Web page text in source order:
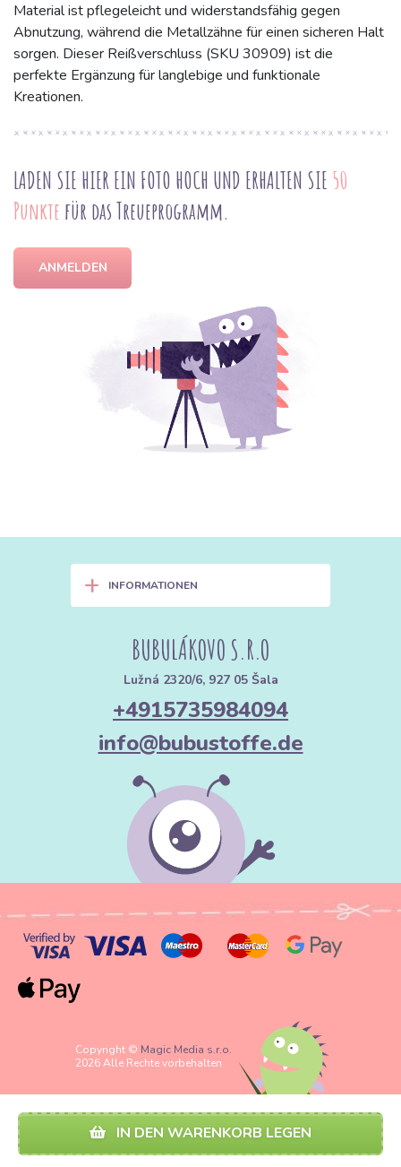
IN DEN WARENKORB LEGEN
Material ist pflegeleicht und widerstandsfähig gegen
Abnutzung, während die Metallzähne für einen sicheren Halt
sorgen. Dieser Reißverschluss (SKU 30909) ist die
perfekte Ergänzung für langlebige und funktionale
Kreationen.
LADEN SIE HIER EIN FOTO HOCH UND ERHALTEN SIE 50
Punkte für das Treueprogramm.
ANMELDEN
+ INFORMATIONEN
BUBULÁKOVO S.R.O
Lužná 2320/6, 927 05 Šala
+4915735984094
info@bubustoffe.de
Copyright © Magic Media s.r.o.
2026 Alle Rechte vorbehalten